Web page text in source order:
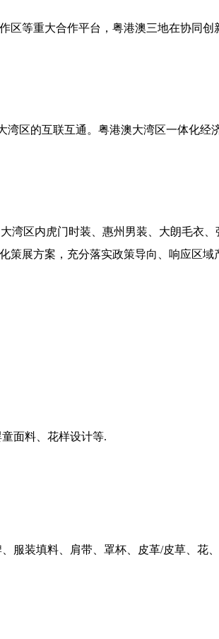
区等重大合作平台，粤港澳三地在协同创
湾区的互联互通。粤港澳大湾区一体化经
湾区内虎门时装、惠州男装、大朗毛衣、
策展方案，充分落实政策导向、响应区域
面料、花样设计等.
服装填料、肩带、罩杯、皮革/皮草、花